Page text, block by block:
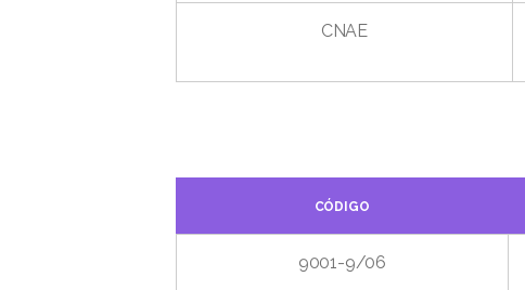
CNAE
CÓDIGO
9001-9/06